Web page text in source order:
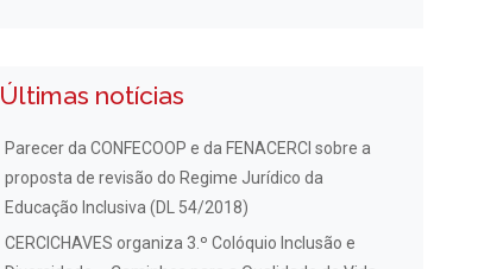
Últimas notícias
Parecer da CONFECOOP e da FENACERCI sobre a
proposta de revisão do Regime Jurídico da
Educação Inclusiva (DL 54/2018)
CERCICHAVES organiza 3.º Colóquio Inclusão e